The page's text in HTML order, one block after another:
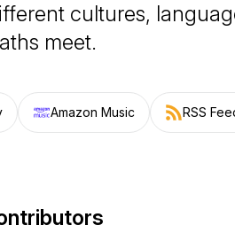
cultures,
meet.
Amazon Music RSS